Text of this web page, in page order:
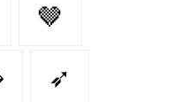
🤎
➶